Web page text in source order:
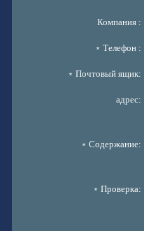
Компания :
﹡Телефон :
﹡Почтовый ящик:
адрес:
﹡Содержание:
﹡Проверка: